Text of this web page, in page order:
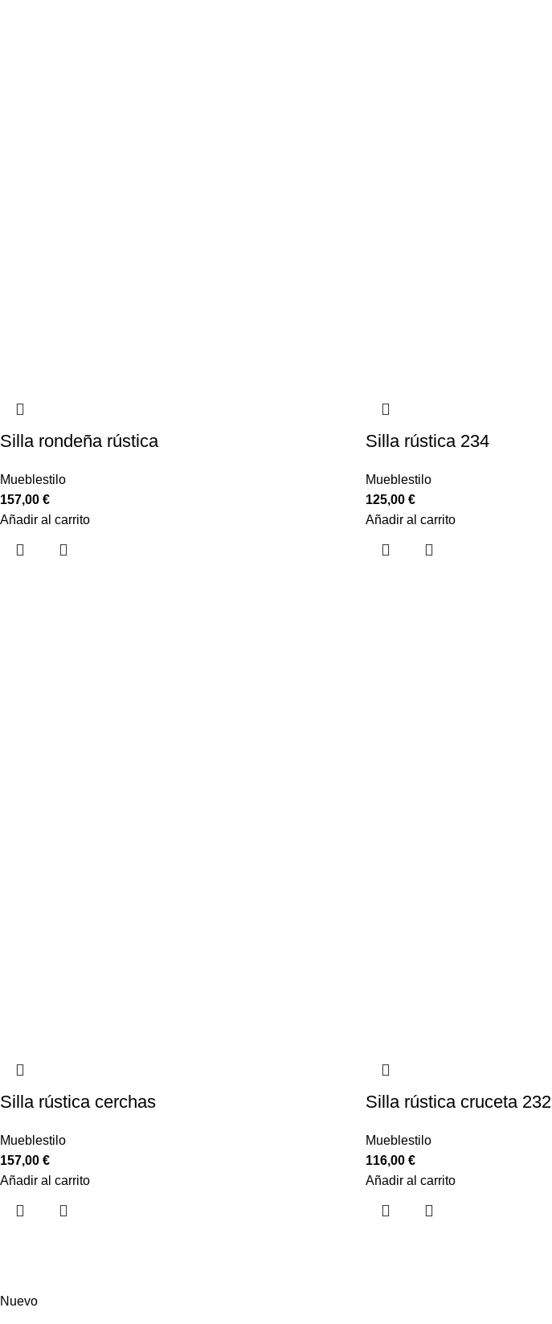
Silla rondeña rústica
Mueblestilo
157,00 €
Añadir al carrito
Silla rústica 234
Mueblestilo
125,00 €
Añadir al carrito
Silla rústica cerchas
Mueblestilo
157,00 €
Añadir al carrito
Silla rústica cruceta 232
Mueblestilo
116,00 €
Añadir al carrito
Nuevo